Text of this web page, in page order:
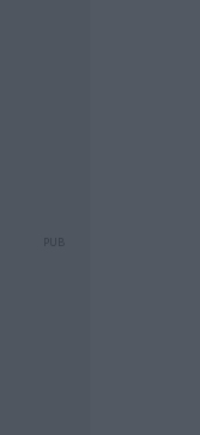
PUB